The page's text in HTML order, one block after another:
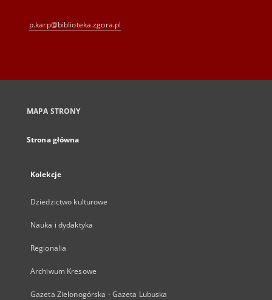
p.karp@biblioteka.zgora.pl
MAPA STRONY
Strona główna
Kolekcje
Dziedzictwo kulturowe
Nauka i dydaktyka
Regionalia
Archiwum Kresowe
Gazeta Zielonogórska - Gazeta Lubuska